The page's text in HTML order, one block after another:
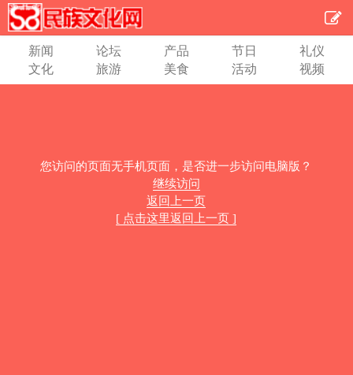
新闻 论坛 产品 节日
礼仪
文化
旅游 美食 活动 视频
您访问的页面无手机页面，是否进一步访问电脑版？
继续访问
返回上一页
[ 点击这里返回上一页 ]